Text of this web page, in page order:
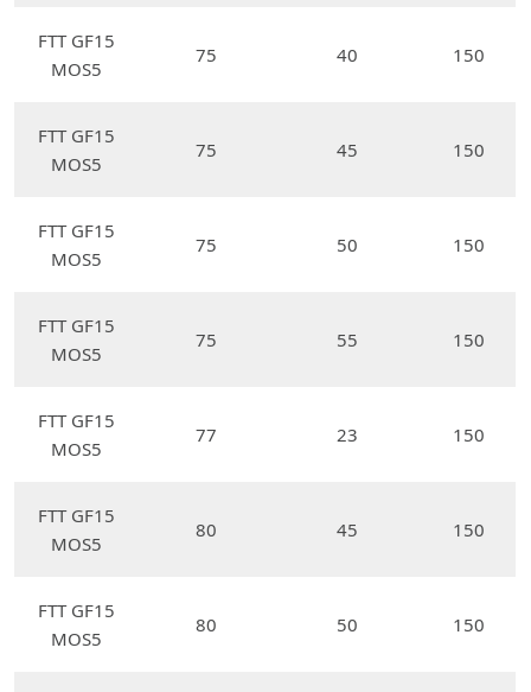
FTT GF15
MOS5
75 40 150
FTT GF15
MOS5
75 45 150
FTT GF15
MOS5
75 50 150
FTT GF15
MOS5
75 55 150
FTT GF15
MOS5
77 23 150
FTT GF15
MOS5
80 45 150
FTT GF15
MOS5
80 50 150